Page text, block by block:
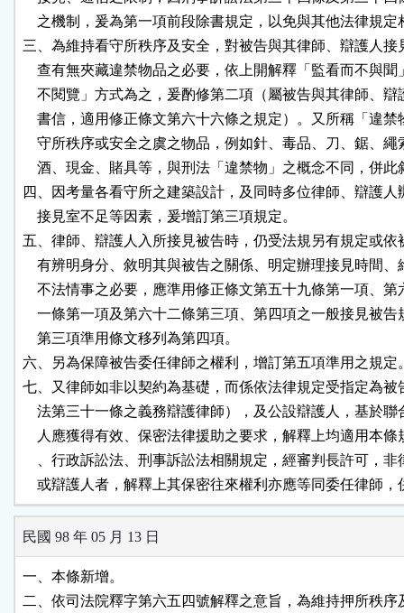
之機制，爰為第一項前段除書規定，以免與其他法律規定
三、為維持看守所秩序及安全，對被告與其律師、辯護人
查有無夾藏違禁物品之必要，依上開解釋「監看而不與
不閱覽」方式為之，爰酌修第二項（屬被告與其律師、
書信，適用修正條文第六十六條之規定）。又所稱「違
守所秩序或安全之虞之物品，例如針、毒品、刀、鋸、
酒、現金、賭具等，與刑法「違禁物」之概念不同，併此
四、因考量各看守所之建築設計，及同時多位律師、辯護
    接見室不足等因素，爰增訂第三項規定。
五、律師、辯護人入所接見被告時，仍受法規另有規定或
有辨明身分、敘明其與被告之關係、明定辦理接見時間
不法情事之必要，應準用修正條文第五十九條第一項、
一條第一項及第六十二條第三項、第四項之一般接見被
    第三項準用條文移列為第四項。
六、另為保障被告委任律師之權利，增訂第五項準用之規定
七、又律師如非以契約為基礎，而係依法律規定受指定為被
法第三十一條之義務辯護律師），及公設辯護人，基於
人應獲得有效、保密法律援助之要求，解釋上均適用本
、行政訴訟法、刑事訴訟法相關規定，經審判長許可，
或辯護人者，解釋上其保密往來權利亦應等同委任律師，
民國 98 年 05 月 13 日
一、本條新增。
二、依司法院釋字第六五四號解釋之意旨，為維持押所秩